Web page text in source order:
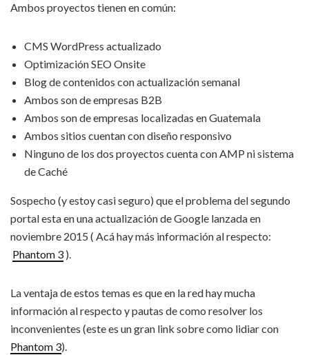
Ambos proyectos tienen en común:
CMS WordPress actualizado
Optimización SEO Onsite
Blog de contenidos con actualización semanal
Ambos son de empresas B2B
Ambos son de empresas localizadas en Guatemala
Ambos sitios cuentan con diseño responsivo
Ninguno de los dos proyectos cuenta con AMP ni sistema
de Caché
Sospecho (y estoy casi seguro) que el problema del segundo
portal esta en una actualización de Google lanzada en
noviembre 2015 ( Acá hay más información al respecto:
Phantom 3 ).
La ventaja de estos temas es que en la red hay mucha
información al respecto y pautas de como resolver los
inconvenientes (este es un gran link sobre como lidiar con
Phantom 3).